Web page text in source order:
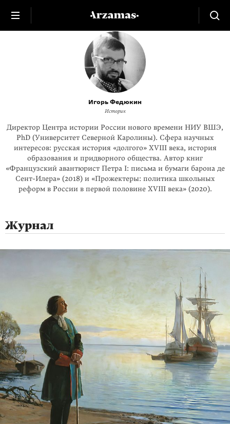
Игорь Федюкин
Историк
Директор Центра истории России нового времени НИУ ВШЭ,
PhD (Университет Северной Каролины). Сфера научных
интересов: русская история «долгого» XVIII века, история
образования и придворного общества. Автор книг
«Французский авантюрист Петра I: письма и бумаги барона де
Сент-Илера» (2018) и «Прожектеры: политика школьных
реформ в России в первой половине XVIII века» (2020).
Журнал